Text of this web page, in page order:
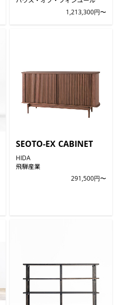
1,213,300円〜
SEOTO-EX CABINET
HIDA
飛騨産業
291,500円〜